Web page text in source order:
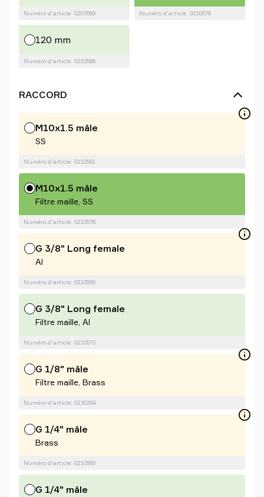
Numéro d'article: 0207669 Numéro d'article: 0210578
120 mm
Numéro d'article: 0210586
RACCORD
M10x1.5 mâle
SS
Numéro d'article: 0210561
M10x1.5 mâle
Filtre maille, SS
Numéro d'article: 0210578
G 3/8" Long female
Al
Numéro d'article: 0210556
G 3/8" Long female
Filtre maille, Al
Numéro d'article: 0210573
G 1/8" mâle
Filtre maille, Brass
Numéro d'article: 0230284
G 1/4" mâle
Brass
Numéro d'article: 0210560
G 1/4" mâle